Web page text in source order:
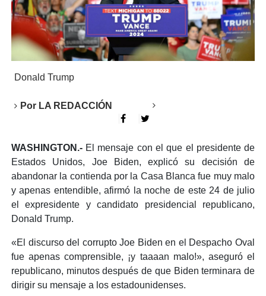
Donald Trump
Por LA REDACCIÓN
WASHINGTON.-El mensaje con el que el presidente de
Estados Unidos, Joe Biden, explicó su decisión de
abandonar la contienda por la Casa Blanca fue muy malo
y apenas entendible, afirmó la noche de este 24 de julio
el expresidente y candidato presidencial republicano,
Donald Trump.
«El discurso del corrupto Joe Biden en el Despacho Oval
fue apenas comprensible, ¡y taaaan malo!», aseguró el
republicano, minutos después de que Biden terminara de
dirigir su mensaje a los estadounidenses.